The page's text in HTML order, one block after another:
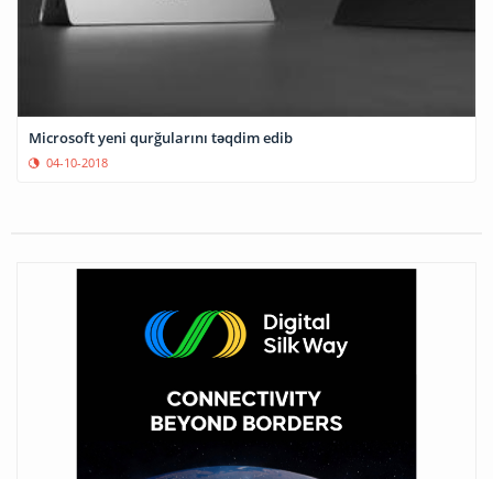
Microsoft yeni qurğularını təqdim edib
04-10-2018